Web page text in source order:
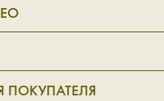
ПОКУПАТЕЛЯ